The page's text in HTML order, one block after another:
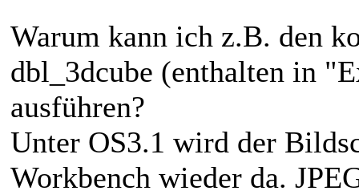
Warum kann ich z.B. den
dbl_3dcube (enthalten in
ausführen?
Unter OS3.1 wird der
Workbench wieder da.